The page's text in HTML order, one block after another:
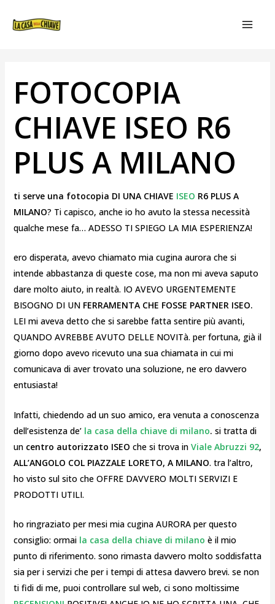
FOTOCOPIA
CHIAVE ISEO R6
PLUS A MILANO
ti serve una fotocopia DI UNA CHIAVE ISEO R6 PLUS A
MILANO? Ti capisco, anche io ho avuto la stessa necessità
qualche mese fa… ADESSO TI SPIEGO LA MIA ESPERIENZA!
ero disperata, avevo chiamato mia cugina aurora che si
intende abbastanza di queste cose, ma non mi aveva saputo
dare molto aiuto, in realtà. IO AVEVO URGENTEMENTE
BISOGNO DI UN FERRAMENTA CHE FOSSE PARTNER ISEO.
LEI mi aveva detto che si sarebbe fatta sentire più avanti,
QUANDO AVREBBE AVUTO DELLE NOVITà. per fortuna, già il
giorno dopo avevo ricevuto una sua chiamata in cui mi
comunicava di aver trovato una soluzione, ne ero davvero
entusiasta!
Infatti, chiedendo ad un suo amico, era venuta a conoscenza
dell’esistenza de’ la casa della chiave di milano. si tratta di
un centro autorizzato ISEO che si trova in Viale Abruzzi 92,
ALL’ANGOLO COL PIAZZALE LORETO, A MILANO. tra l’altro,
ho visto sul sito che OFFRE DAVVERO MOLTI SERVIZI E
PRODOTTI UTILI.
ho ringraziato per mesi mia cugina AURORA per questo
consiglio: ormai la casa della chiave di milano è il mio
punto di riferimento. sono rimasta davvero molto soddisfatta
sia per i servizi che per i tempi di attesa davvero brevi. se non
ti fidi di me, puoi controllare sul web, ci sono moltissime
ARTICOLI